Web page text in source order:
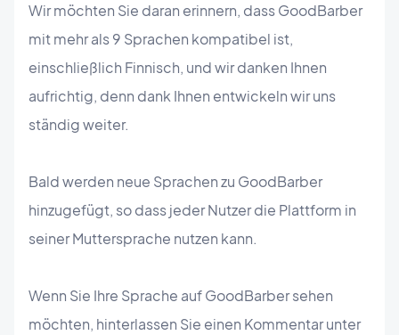
Wir möchten Sie daran erinnern, dass GoodBarber
mit mehr als 9 Sprachen kompatibel ist,
einschließlich Finnisch, und wir danken Ihnen
aufrichtig, denn dank Ihnen entwickeln wir uns
ständig weiter.
Bald werden neue Sprachen zu GoodBarber
hinzugefügt, so dass jeder Nutzer die Plattform in
seiner Muttersprache nutzen kann.
Wenn Sie Ihre Sprache auf GoodBarber sehen
möchten, hinterlassen Sie einen Kommentar unter